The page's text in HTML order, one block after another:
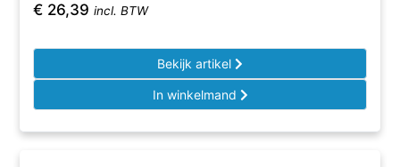
€ 26,39 incl. BTW
Bekijk artikel
In winkelmand